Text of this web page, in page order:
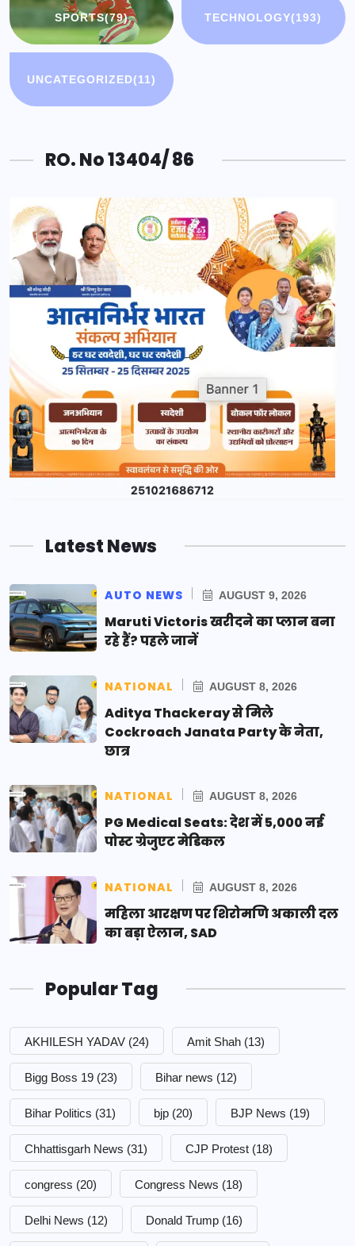
SPORTS(79) TECHNOLOGY(193)
UNCATEGORIZED(11)
RO. No 13404/ 86
Latest News
AUTO NEWS AUGUST 9, 2026
Maruti Victoris खरीदने का प्लान बना
रहे हैं? पहले जानें
NATIONAL AUGUST 8, 2026
Aditya Thackeray से मिले
Cockroach Janata Party के नेता,
छात्र
NATIONAL AUGUST 8, 2026
PG Medical Seats: देश में 5,000 नई
पोस्ट ग्रेजुएट मेडिकल
NATIONAL AUGUST 8, 2026
महिला आरक्षण पर शिरोमणि अकाली दल
का बड़ा ऐलान, SAD
Popular Tag
AKHILESH YADAV (24) Amit Shah (13)
Bigg Boss 19 (23) Bihar news (12)
Bihar Politics (31) bjp (20) BJP News (19)
Chhattisgarh News (31) CJP Protest (18)
congress (20) Congress News (18)
Delhi News (12) Donald Trump (16)